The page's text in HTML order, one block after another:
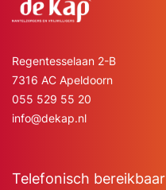
Regentesselaan 2-B
7316 AC Apeldoorn
055 529 55 20
info@dekap.nl
Telefonisch bereikbaar